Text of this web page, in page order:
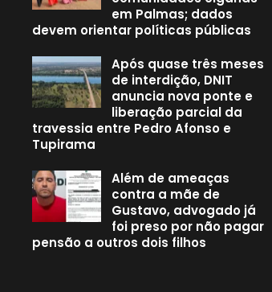
em Palmas; dados
devem orientar políticas públicas
Após quase três meses
de interdição, DNIT
anuncia nova ponte e
liberação parcial da
travessia entre Pedro Afonso e
Tupirama
Além de ameaças
contra a mãe de
Gustavo, advogado já
foi preso por não pagar
pensão a outros dois filhos